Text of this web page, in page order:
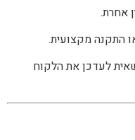
לעדכן את הלקוח